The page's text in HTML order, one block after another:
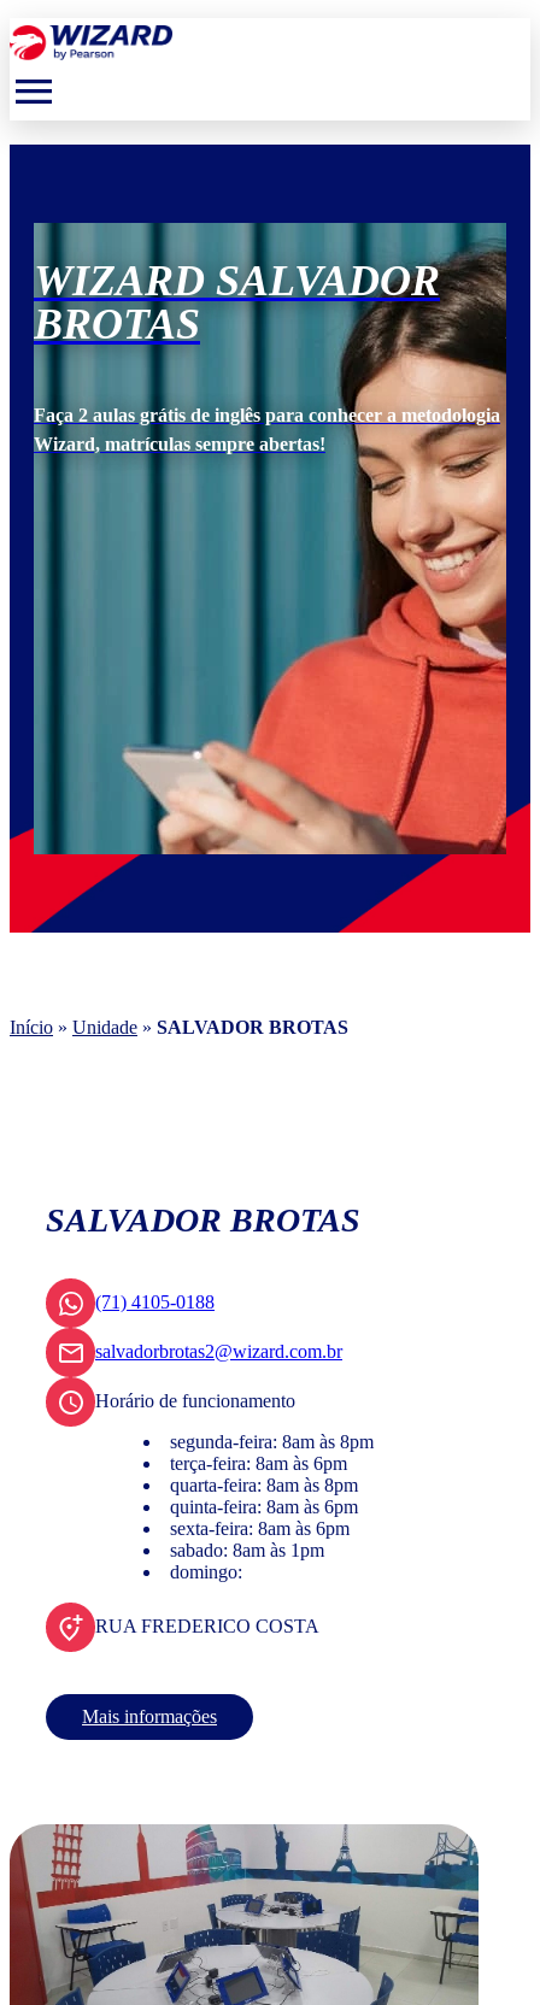
menu
WIZARD SALVADOR
BROTAS
Faça 2 aulas grátis de inglês para conhecer a metodologia
Wizard, matrículas sempre abertas!
Início » Unidade » SALVADOR BROTAS
SALVADOR BROTAS
(71) 4105-0188
salvadorbrotas2@wizard.com.br
Horário de funcionamento
segunda-feira: 8am às 8pm
terça-feira: 8am às 6pm
quarta-feira: 8am às 8pm
quinta-feira: 8am às 6pm
sexta-feira: 8am às 6pm
sabado: 8am às 1pm
domingo:
RUA FREDERICO COSTA
Mais informações